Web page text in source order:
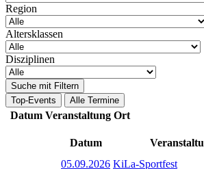
Region
Altersklassen
Disziplinen
Suche mit Filtern
Top-Events
Alle Termine
Datum Veranstaltung Ort
Datum
05.09.2026 KiLa-Sportfest